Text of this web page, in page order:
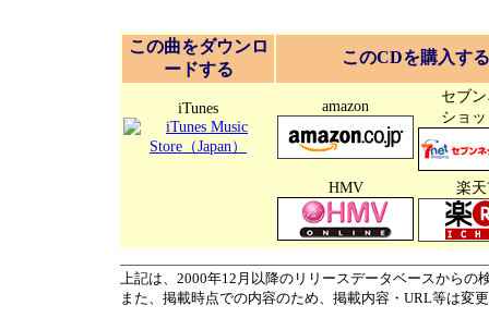
この曲をダウンロ
ードする
このCDを購入する
iTunes amazon
セブ
ショ
HMV 楽
上記は、2000年12月以降のリリースデータベースからの
また、掲載時点での内容のため、掲載内容・URL等は変